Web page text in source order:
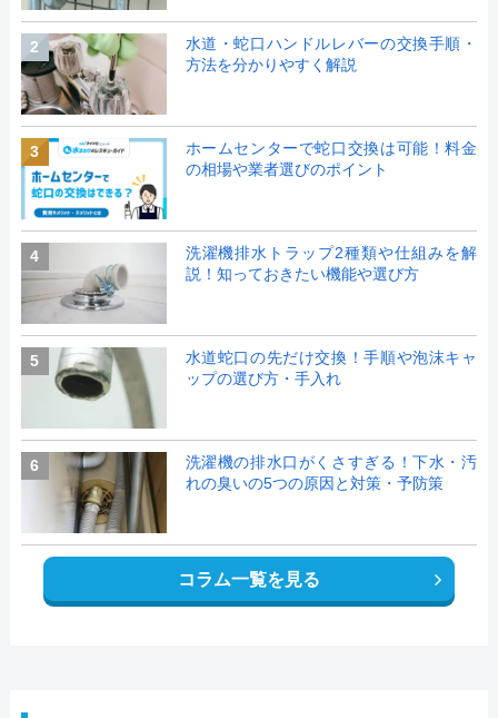
2
水道・蛇口ハンドルレバーの交換手順・
方法を分かりやすく解説
3
ホームセンターで蛇口交換は可能！料金
の相場や業者選びのポイント
4
洗濯機排水トラップ2種類や仕組みを解
説！知っておきたい機能や選び方
5
水道蛇口の先だけ交換！手順や泡沫キャ
ップの選び方・手入れ
6
洗濯機の排水口がくさすぎる！下水・汚
れの臭いの5つの原因と対策・予防策
コラム一覧を見る